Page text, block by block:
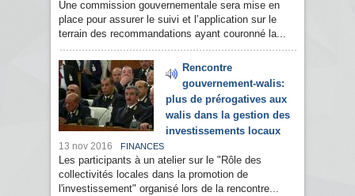
Une commission gouvernementale sera mise en
place pour assurer le suivi et l’application sur le
terrain des recommandations ayant couronné la...
Rencontre
gouvernement-walis:
plus de prérogatives aux
walis dans la gestion des
investissements locaux
13 nov 2016 FINANCES
Les participants à un atelier sur le "Rôle des
collectivités locales dans la promotion de
l'investissement" organisé lors de la rencontre...